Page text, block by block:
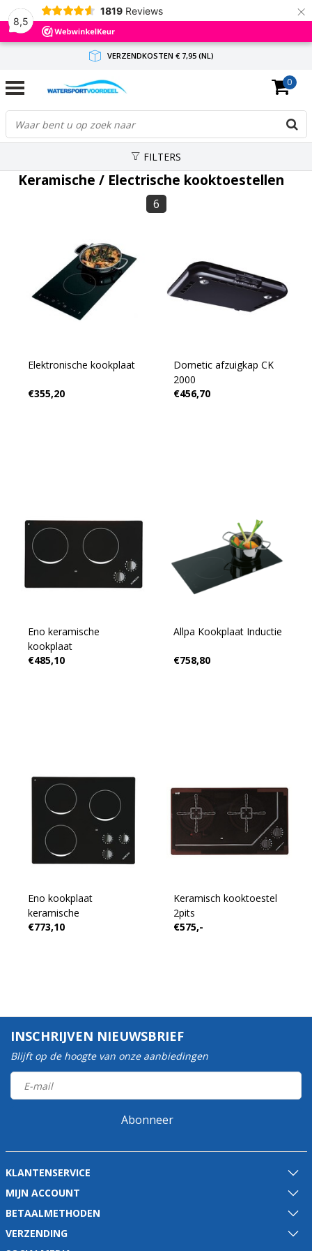
8,5
1819 Reviews ×
VERZENDKOSTEN € 7,95 (NL)
GRATIS VERZENDING(NL) VANAF € 65,-
BINNEN 1-3 WERKDAGEN ANTWOORD
0
FILTERS
Keramische / Electrische kooktoestellen
6
Elektronische kookplaat
€355,20
Dometic afzuigkap CK
2000
€456,70
Eno keramische
kookplaat
€485,10
Allpa Kookplaat Inductie
€758,80
Eno kookplaat
keramische
€773,10
Keramisch kooktoestel
2pits
€575,-
INSCHRIJVEN NIEUWSBRIEF
Blijft op de hoogte van onze aanbiedingen
Abonneer
KLANTENSERVICE
MIJN ACCOUNT
BETAALMETHODEN
VERZENDING